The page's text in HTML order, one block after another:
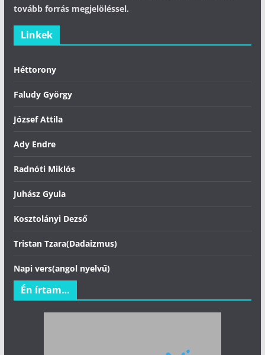
tovább forrás megjelöléssel.
Linkek
Héttorony
Faludy György
József Attila
Ady Endre
Radnóti Miklós
Juhász Gyula
Kosztolányi Dezső
Tristan Tzara(Dadaizmus)
Napi vers(angol nyelvű)
Én írtam…